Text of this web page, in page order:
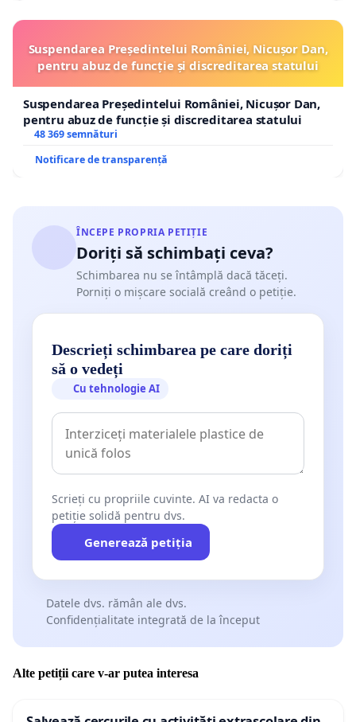
Suspendarea Președintelui României, Nicușor Dan,
pentru abuz de funcție și discreditarea statului
Suspendarea Președintelui României, Nicușor Dan,
pentru abuz de funcție și discreditarea statului
48 369 semnături
Notificare de transparență
ÎNCEPE PROPRIA PETIȚIE
Doriți să schimbați ceva?
Schimbarea nu se întâmplă dacă tăceți.
Porniți o mișcare socială creând o petiție.
Descrieți schimbarea pe care doriți
să o vedeți
Cu tehnologie AI
Scrieți cu propriile cuvinte. AI va redacta o
petiție solidă pentru dvs.
Generează petiția
Datele dvs. rămân ale dvs.
Confidențialitate integrată de la început
Alte petiții care v-ar putea interesa